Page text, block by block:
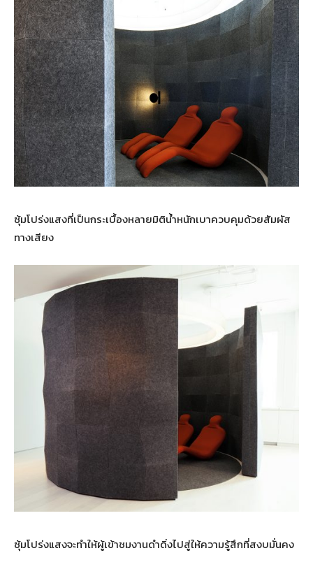
ซุ้มโปร่งแสงที่เป็นกระเบื้องหลายมิติน้ำหนักเบาควบคุมด้วยสัมผัส
ทางเสียง
ซุ้มโปร่งแสงจะทำให้ผู้เข้าชมงานดำดิ่งไปสู่ให้ความรู้สึกที่สงบมั่นคง